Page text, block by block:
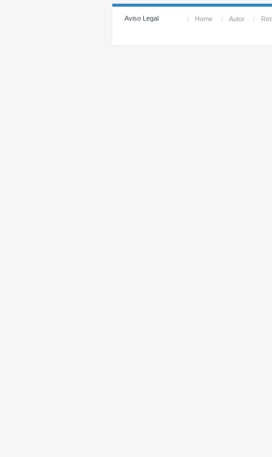
Aviso Legal / Home / Autor /